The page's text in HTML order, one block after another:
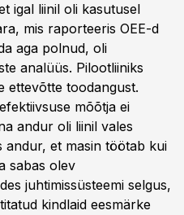
igal liinil oli kasutusel
mis raporteeris OEE-d
aga polnud, oli
analüüs. Pilootliiniks
ettevõtte toodangust.
mõõtja ei
andur oli liinil vales
et masin töötab kui
sabas olev
juhtimissüsteemi selgus,
kindlaid eesmärke